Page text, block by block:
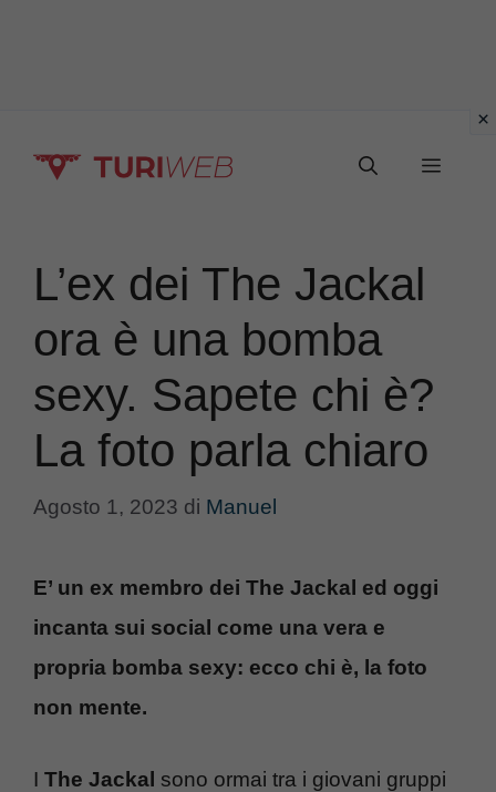
Menu
L’ex dei The Jackal
ora è una bomba
sexy. Sapete chi è?
La foto parla chiaro
Agosto 1, 2023 di Manuel
E’ un ex membro dei The Jackal ed oggi
incanta sui social come una vera e
propria bomba sexy: ecco chi è, la foto
non mente.
I The Jackal sono ormai tra i giovani gruppi